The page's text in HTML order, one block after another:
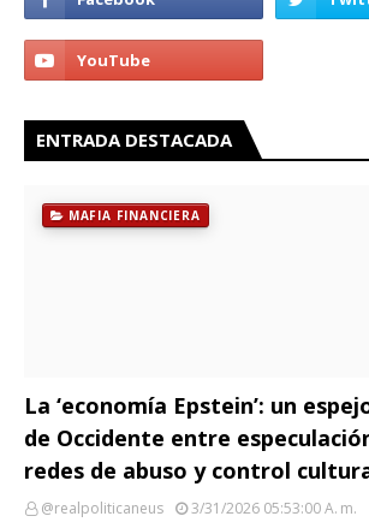
ENTRADA DESTACADA
MAFIA FINANCIERA
La ‘economía Epstein’: un
de Occidente entre
redes de abuso y control
@realpoliticaneus
3/31/2026 05:53:00 A. M.